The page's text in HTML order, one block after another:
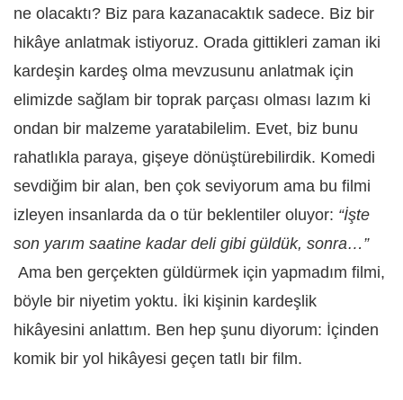
ne olacaktı? Biz para kazanacaktık sadece. Biz bir
hikâye anlatmak istiyoruz. Orada gittikleri zaman iki
kardeşin kardeş olma mevzusunu anlatmak için
elimizde sağlam bir toprak parçası olması lazım ki
ondan bir malzeme yaratabilelim. Evet, biz bunu
rahatlıkla paraya, gişeye dönüştürebilirdik. Komedi
sevdiğim bir alan, ben çok seviyorum ama bu filmi
izleyen insanlarda da o tür beklentiler oluyor: “İşte
son yarım saatine kadar deli gibi güldük, sonra…”
Ama ben gerçekten güldürmek için yapmadım filmi,
böyle bir niyetim yoktu. İki kişinin kardeşlik
hikâyesini anlattım. Ben hep şunu diyorum: İçinden
komik bir yol hikâyesi geçen tatlı bir film.